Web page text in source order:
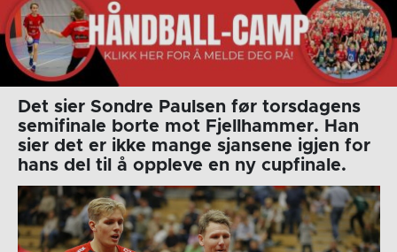
Det sier Sondre Paulsen før torsdagens
semifinale borte mot Fjellhammer. Han
sier det er ikke mange sjansene igjen for
hans del til å oppleve en ny cupfinale.